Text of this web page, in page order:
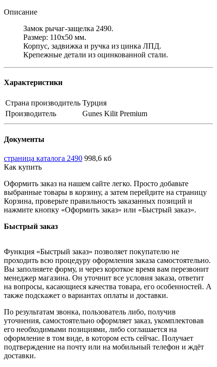
Описание
Замок рычаг-защелка 2490.
Размер: 110х50 мм.
Корпус, задвижка и ручка из цинка ЛПД.
Крепежные детали из оцинкованной стали.
Характеристики
Страна производитель Турция
Производитель
Gunes Kilit Premium
Документы
страница каталога 2490 998,6 кб
Как купить
Оформить заказ на нашем сайте легко. Просто добавьте
выбранные товары в корзину, а затем перейдите на страницу
Корзина, проверьте правильность заказанных позиций и
нажмите кнопку «Оформить заказ» или «Быстрый заказ».
Быстрый заказ
Функция «Быстрый заказ» позволяет покупателю не
проходить всю процедуру оформления заказа самостоятельно.
Вы заполняете форму, и через короткое время вам перезвонит
менеджер магазина. Он уточнит все условия заказа, ответит
на вопросы, касающиеся качества товара, его особенностей. А
также подскажет о вариантах оплаты и доставки.
По результатам звонка, пользователь либо, получив
уточнения, самостоятельно оформляет заказ, укомплектовав
его необходимыми позициями, либо соглашается на
оформление в том виде, в котором есть сейчас. Получает
подтверждение на почту или на мобильный телефон и ждёт
доставки.